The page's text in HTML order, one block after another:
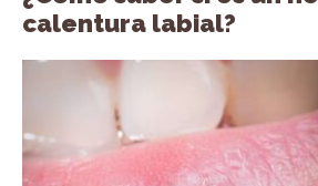
calentura labial?